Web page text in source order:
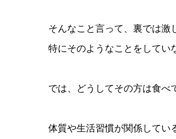
そんなこと言って、裏では激
特にそのようなことをしてい
では、どうしてその方は食べ
体質や生活習慣が関係してい